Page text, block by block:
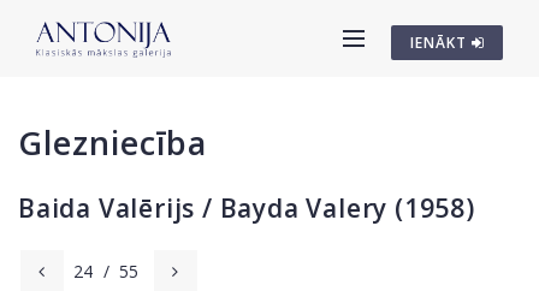
IENĀKT
Glezniecība
Baida Valērijs / Bayda Valery (1958)
24 / 55